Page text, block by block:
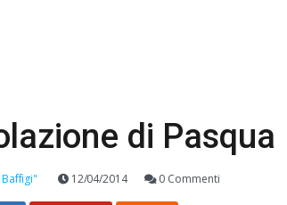
di Pasqua
12/04/2014 0 Commenti